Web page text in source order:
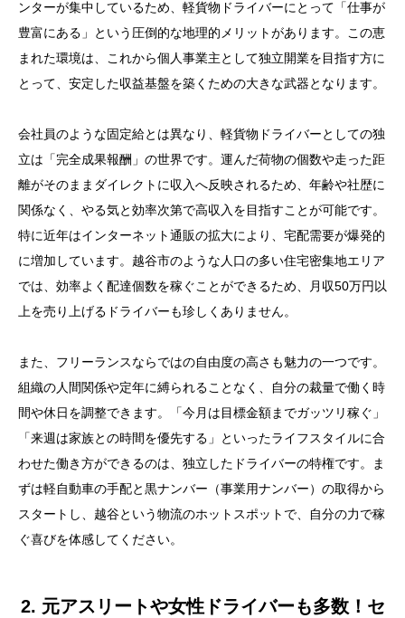
ンターが集中しているため、軽貨物ドライバーにとって「仕事が
豊富にある」という圧倒的な地理的メリットがあります。この恵
まれた環境は、これから個人事業主として独立開業を目指す方に
とって、安定した収益基盤を築くための大きな武器となります。
会社員のような固定給とは異なり、軽貨物ドライバーとしての独
立は「完全成果報酬」の世界です。運んだ荷物の個数や走った距
離がそのままダイレクトに収入へ反映されるため、年齢や社歴に
関係なく、やる気と効率次第で高収入を目指すことが可能です。
特に近年はインターネット通販の拡大により、宅配需要が爆発的
に増加しています。越谷市のような人口の多い住宅密集地エリア
では、効率よく配達個数を稼ぐことができるため、月収50万円以
上を売り上げるドライバーも珍しくありません。
また、フリーランスならではの自由度の高さも魅力の一つです。
組織の人間関係や定年に縛られることなく、自分の裁量で働く時
間や休日を調整できます。「今月は目標金額までガッツリ稼ぐ」
「来週は家族との時間を優先する」といったライフスタイルに合
わせた働き方ができるのは、独立したドライバーの特権です。ま
ずは軽自動車の手配と黒ナンバー（事業用ナンバー）の取得から
スタートし、越谷という物流のホットスポットで、自分の力で稼
ぐ喜びを体感してください。
2. 元アスリートや女性ドライバーも多数！セ